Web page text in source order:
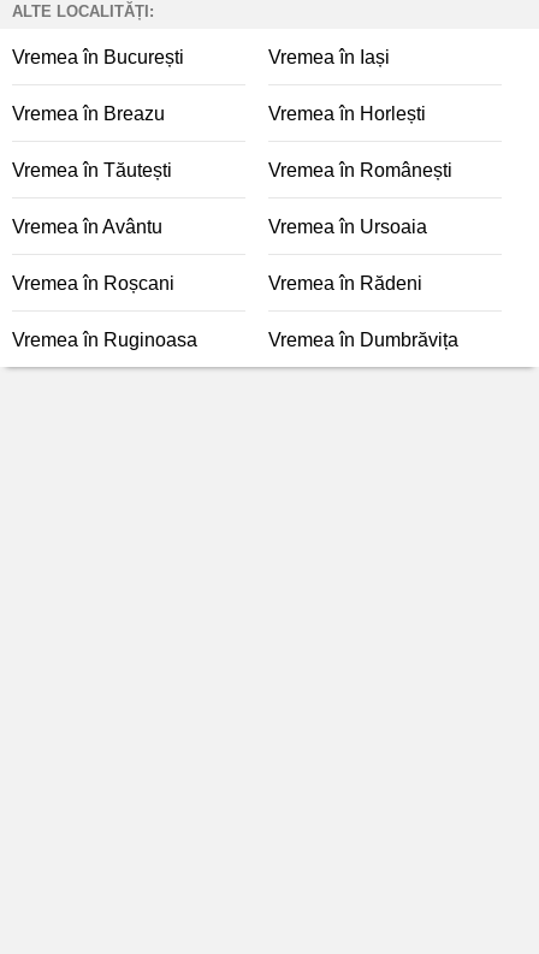
ALTE LOCALITĂȚI:
Vremea în București Vremea în Iași
Vremea în Breazu Vremea în Horlești
Vremea în Tăutești Vremea în Românești
Vremea în Avântu Vremea în Ursoaia
Vremea în Roșcani Vremea în Rădeni
Vremea în Ruginoasa Vremea în Dumbrăvița